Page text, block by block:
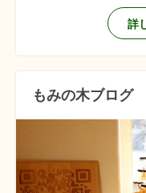
詳
もみの木ブログ